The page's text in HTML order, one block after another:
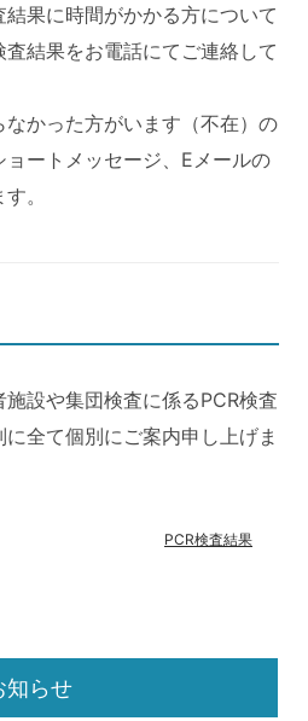
果に時間がかかる方について
結果をお電話にてご連絡して
かった方がいます（不在）の
ートメッセージ、Eメールの
。
設や集団検査に係るPCR検査
全て個別にご案内申し上げま
PCR検査結果
知らせ